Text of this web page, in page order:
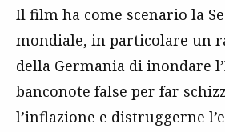
Il film ha come scenario la
mondiale, in particolare un
della Germania di inondare
banconote false per far
l’inflazione e distruggerne